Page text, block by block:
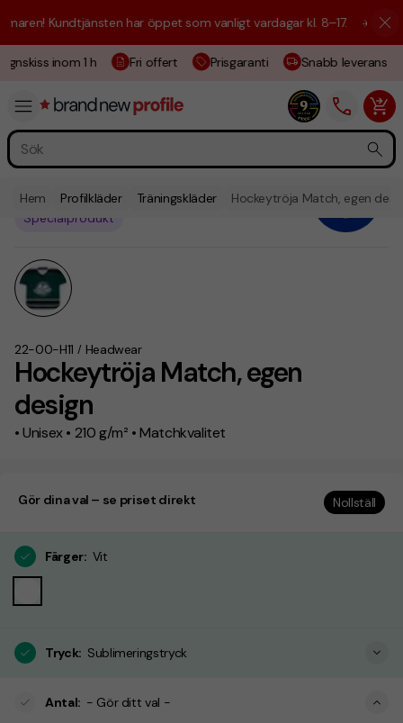
Kundtjänsten har öppet som vanligt vardagar kl. 8–17. ☀️ Vi är
inom 1 h Fri offert Prisgaranti Snabb leverans
Hem Profilkläder Träningskläder Hockeytröja Match, egen
Hockeytröja Match, egen
design
• Unisex • 210 g/m² • Matchkvalitet
22-00-H11 / Headwear
Specialprodukt
Gör dina val – se priset direkt Nollställ
Färger: Vit
Tryck: Sublimeringstryck
Antal: - Gör ditt val -